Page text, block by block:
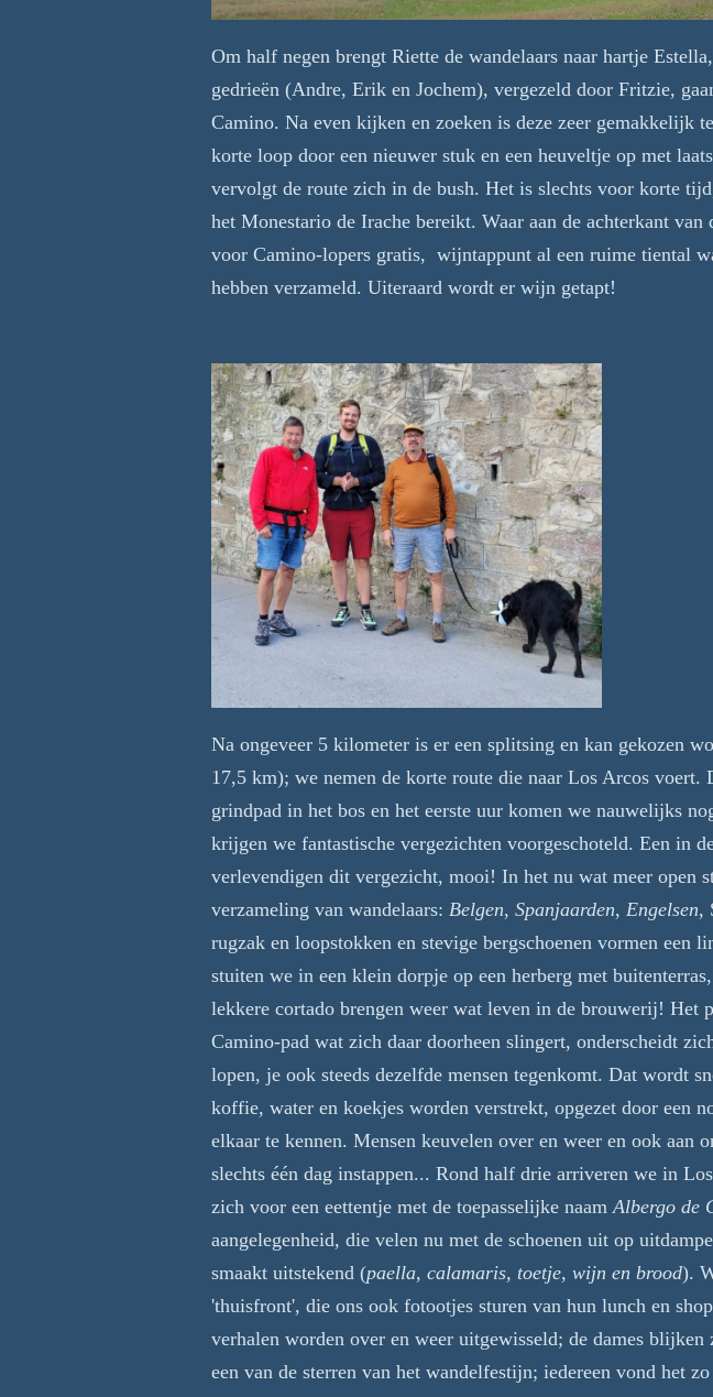
Om half negen brengt Riette de wandelaars naar hartje
gedrieën (Andre, Erik en Jochem), vergezeld door Fritzie,
Camino. Na even kijken en zoeken is deze zeer gemakkelijk
korte loop door een nieuwer stuk en een heuveltje op met
vervolgt de route zich in de bush. Het is slechts voor korte
het Monestario de Irache bereikt. Waar aan de achterkant van
voor Camino-lopers gratis, wijntappunt al een ruime tiental
hebben verzameld. Uiteraard wordt er wijn getapt!
Na ongeveer 5 kilometer is er een splitsing en kan gekozen
17,5 km); we nemen de korte route die naar Los Arcos
grindpad in het bos en het eerste uur komen we nauwelijks
krijgen we fantastische vergezichten voorgeschoteld. Een in
verlevendigen dit vergezicht, mooi! In het nu wat meer open
verzameling van wandelaars: Belgen, Spanjaarden, Engelsen,
rugzak en loopstokken en stevige bergschoenen vormen een
stuiten we in een klein dorpje op een herberg met
lekkere cortado brengen weer wat leven in de brouwerij!
Camino-pad wat zich daar doorheen slingert, onderscheidt
lopen, je ook steeds dezelfde mensen tegenkomt. Dat wordt
koffie, water en koekjes worden verstrekt, opgezet door een
elkaar te kennen. Mensen keuvelen over en weer en ook
slechts één dag instappen... Rond half drie arriveren we in
zich voor een eettentje met de toepasselijke naamAlbergo de
aangelegenheid, die velen nu met de schoenen uit op
smaakt uitstekend (paella, calamaris, toetje, wijn en brood).
'thuisfront', die ons ook fotootjes sturen van hun lunch en
verhalen worden over en weer uitgewisseld; de dames
een van de sterren van het wandelfestijn; iedereen vond het